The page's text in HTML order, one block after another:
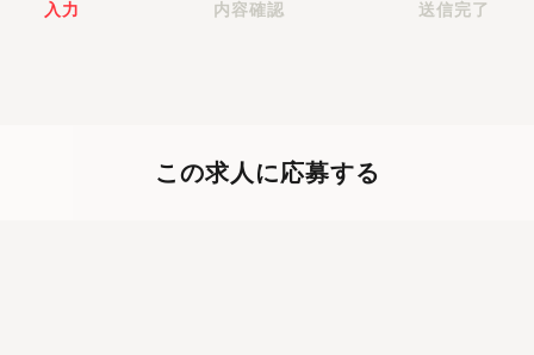
入力 内容確認 送信完了
この求人に応募する